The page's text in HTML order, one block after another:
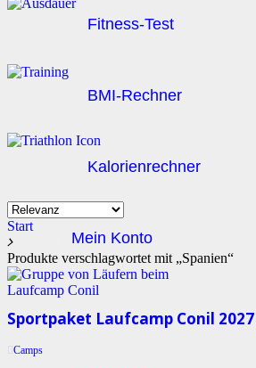
Fitness-Test
BMI-Rechner
Kalorienrechner
Mein Konto
Start
Produkte verschlagwortet mit „Spanien“
Sportpaket Laufcamp Conil 2027
Camps